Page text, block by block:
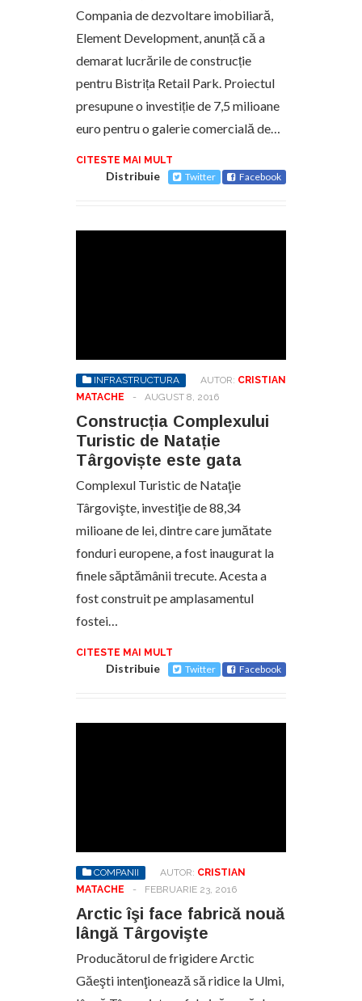
Compania de dezvoltare imobiliară,
Element Development, anunță că a
demarat lucrările de construcție
pentru Bistrița Retail Park. Proiectul
presupune o investiție de 7,5 milioane
euro pentru o galerie comercială de…
CITESTE MAI MULT
Distribuie Twitter Facebook
INFRASTRUCTURA AUTOR: CRISTIAN
MATACHE
- AUGUST 8, 2016
Construcția Complexului
Turistic de Natație
Târgoviște este gata
Complexul Turistic de Nataţie
Târgovişte, investiţie de 88,34
milioane de lei, dintre care jumătate
fonduri europene, a fost inaugurat la
finele săptămânii trecute. Acesta a
fost construit pe amplasamentul
fostei…
CITESTE MAI MULT
Distribuie Twitter Facebook
COMPANII AUTOR: CRISTIAN
MATACHE
- FEBRUARIE 23, 2016
Arctic îşi face fabrică nouă
lângă Târgovişte
Producătorul de frigidere Arctic
Găeşti intenţionează să ridice la Ulmi,